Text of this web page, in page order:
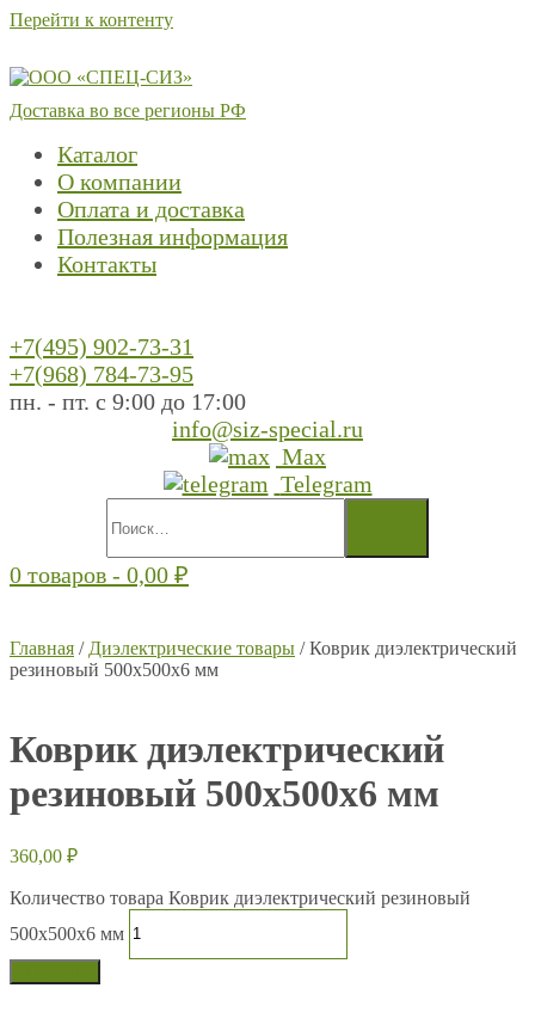
Перейти к контенту
Доставка во все регионы РФ
Каталог
О компании
Оплата и доставка
Полезная информация
Контакты
+7(495) 902-73-31
+7(968) 784-73-95
пн. - пт. с 9:00 до 17:00
info@siz-special.ru
Max
Telegram
0 товаров - 0,00 ₽
Главная / Диэлектрические товары / Коврик диэлектрический
резиновый 500х500х6 мм
Коврик диэлектрический
резиновый 500х500х6 мм
360,00 ₽
Количество товара Коврик диэлектрический резиновый
500х500х6 мм